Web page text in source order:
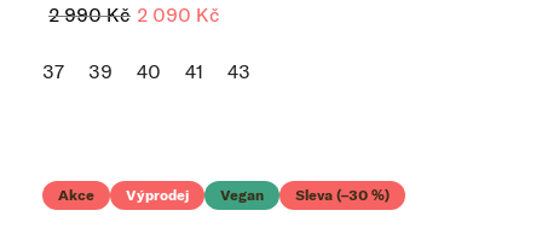
2 990 Kč 2 090 Kč
37 39 40 41 43
Akce Výprodej Vegan Sleva (–30 %)